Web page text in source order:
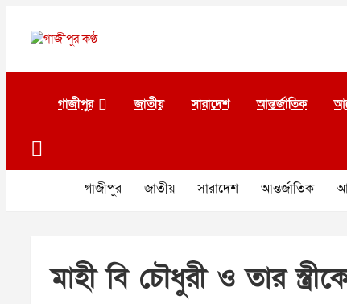
contentগাজীপুর কণ্ঠ
গাজীপুর জাতীয় সারাদেশ আন্তর্জাতিক
গাজীপুর জাতীয় সারাদেশ আন্তর্জাতিক
মাহী বি চৌধুরী ও তার